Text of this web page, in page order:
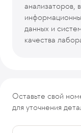
анализаторов,
данных и
качества
Оставьте свой
для уточнения